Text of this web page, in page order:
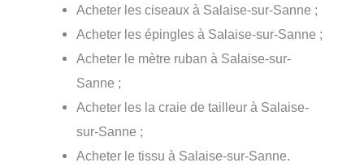
Acheter les ciseaux à Salaise-sur-Sanne ;
Acheter les épingles à Salaise-sur-Sanne ;
Acheter le mètre ruban à Salaise-sur-
Sanne ;
Acheter les la craie de tailleur à Salaise-
sur-Sanne ;
Acheter le tissu à Salaise-sur-Sanne.